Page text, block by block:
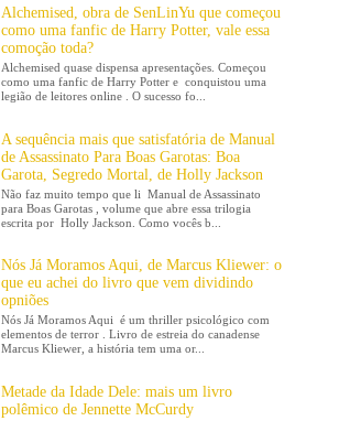
Alchemised, obra de SenLinYu que começou
como uma fanfic de Harry Potter, vale essa
comoção toda?
Alchemised quase dispensa apresentações. Começou
como uma fanfic de Harry Potter e conquistou uma
legião de leitores online . O sucesso fo...
A sequência mais que satisfatória de Manual
de Assassinato Para Boas Garotas: Boa
Garota, Segredo Mortal, de Holly Jackson
Não faz muito tempo que li Manual de Assassinato
para Boas Garotas , volume que abre essa trilogia
escrita por Holly Jackson. Como vocês b...
Nós Já Moramos Aqui, de Marcus Kliewer: o
que eu achei do livro que vem dividindo
opniões
Nós Já Moramos Aqui é um thriller psicológico com
elementos de terror . Livro de estreia do canadense
Marcus Kliewer, a história tem uma or...
Metade da Idade Dele: mais um livro
polêmico de Jennette McCurdy